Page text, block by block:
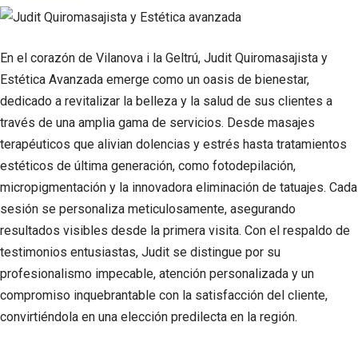
En el corazón de Vilanova i la Geltrú, Judit Quiromasajista y
Estética Avanzada emerge como un oasis de bienestar,
dedicado a revitalizar la belleza y la salud de sus clientes a
través de una amplia gama de servicios. Desde masajes
terapéuticos que alivian dolencias y estrés hasta tratamientos
estéticos de última generación, como fotodepilación,
micropigmentación y la innovadora eliminación de tatuajes. Cada
sesión se personaliza meticulosamente, asegurando
resultados visibles desde la primera visita. Con el respaldo de
testimonios entusiastas, Judit se distingue por su
profesionalismo impecable, atención personalizada y un
compromiso inquebrantable con la satisfacción del cliente,
convirtiéndola en una elección predilecta en la región.